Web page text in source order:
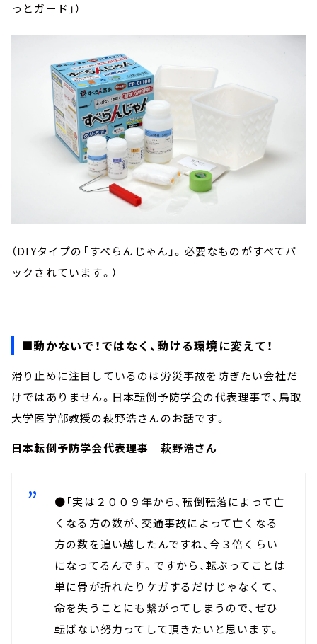
っとガード」）
（DIYタイプの「すべらんじゃん」。必要なものがすべてパ
ックされています。）
■動かないで！ではなく、動ける環境に変えて！
滑り止めに注目しているのは労災事故を防ぎたい会社だ
けではありません。日本転倒予防学会の代表理事で、鳥取
大学医学部教授の萩野浩さんのお話です。
日本転倒予防学会代表理事 萩野浩さん
●「実は２００９年から、転倒転落によって亡
くなる方の数が、交通事故によって亡くなる
方の数を追い越したんですね、今３倍くらい
になってるんです。ですから、転ぶってことは
単に骨が折れたりケガするだけじゃなくて、
命を失うことにも繋がってしまうので、ぜひ
転ばない努力ってして頂きたいと思います。